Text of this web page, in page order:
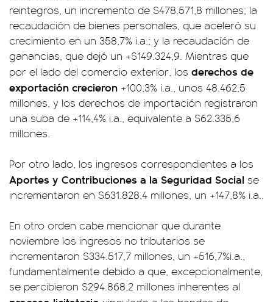
reintegros, un incremento de $478.571,8 millones; la
recaudación de bienes personales, que aceleró su
crecimiento en un 358,7% i.a.; y la recaudación de
ganancias, que dejó un +$149.324,9. Mientras que
por el lado del comercio exterior, los derechos de
exportación crecieron +100,3% i.a., unos 48.462,5
millones, y los derechos de importación registraron
una suba de +114,4% i.a., equivalente a $62.335,6
millones.
Por otro lado, los ingresos correspondientes a los
Aportes y Contribuciones a la Seguridad Social se
incrementaron en $631.828,4 millones, un +147,8% i.a..
En otro orden cabe mencionar que durante
noviembre los ingresos no tributarios se
incrementaron $334.517,7 millones, un +516,7%i.a.,
fundamentalmente debido a que, excepcionalmente,
se percibieron $294.868,2 millones inherentes al